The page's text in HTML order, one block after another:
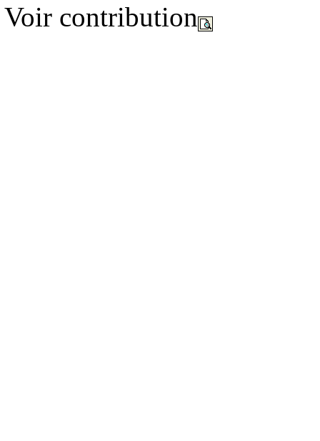
Voir contribution